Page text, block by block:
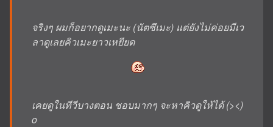
จริงๆ ผมก็อยากดูเมะนะ (นัตซึเมะ) แต่ยังไม่ค่อยมีเว
ลาดูเลยคิวเมะยาวเหยียด
เคยดูในทีวีบางตอน ชอบมากๆ จะหาคิวดูให้ได้ (><)
o